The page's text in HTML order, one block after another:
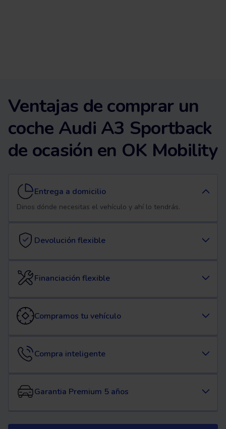
Ventajas de comprar un
coche Audi A3 Sportback
de ocasión en OK Mobility
Entrega a domicilio
Dinos dónde necesitas el vehículo y ahí lo tendrás.
Devolución flexible
Financiación flexible
Compramos tu vehículo
Compra inteligente
Garantia Premium 5 años